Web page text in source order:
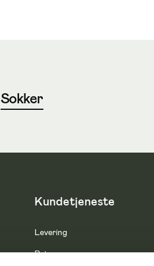
Sokker
Kundetjeneste
Levering
Retur